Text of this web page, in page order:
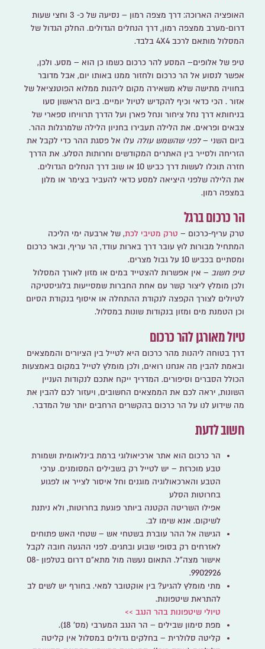
האופציה הארוכה:
דרך מצפה רמון – נסיעה של כ- 3 וחצי שעות
דרום-מערב ממצפה רמון, דרך הנחלים הגדולים. החלק הגדול של
המסלול מותאם לרכב 4X4 בלבד.
טיפ של אלופים– המסע להר כרכום כשמו כן הוא – מסע. ולכן,
אפשר לנסוע אל הר כרכום ולחזור ממנו באותו יום, אבל מדובר
בחוויה מתישה שלא משאירה מקום ליהנות ממלוא הפוטנציאל של
אזור . הכי כדאי וכיף להקדיש לטיול יומיים. ביום הראשון סעו
בניחותא דרך נחל ציחור ונחל פארן ועל הדרך תרוויחו ספארי של
צבאים ופראים. את הלילה תעבירו בחניון הלילה שלמרגלות ההר.
ביום השני –לפני שהשמש עולה עלו אל פסגת ההר כדי לקבל את
הזריחה ולסייר בין האתרים המקודשים וחרותות הסלע. את הדרך
חזרה תוכלו לעשות דרך כביש 10 או שוב דרך הנחלים הגדולים.
את הלילה שלפני היציאה למסע כדאי להעביר בצימר או מלון
במצפה רמון.
הר כרכום ברגל
טרק עריף-כרכום – טרק מטיבי לכת, של ארבעה ימי הליכה
המתחיל מבורות לוץ עובר דרך בארות עודד, הר עריף, ובאר כרכום
ומסתיים בכביש 10 על גבול מצרים.
טיפ חשוב – אין אפשרות להצטייד במים או מזון לאורך המסלול
ולכן מומלץ ליצור קשר עם אחת החברות שמסייעות בלוגיסטיקה
לטיולים לצורך הקפצה לנקודת ההתחלה או איסוף בנקודת הסיום
וכן הטמנת מים ומזון בנקודות שונות במסלול.
טיול מאורגן להר כרכום
דרך בטוחה ליהנות מהר כרכום היא לטייל בין הציורים והממצאים
ובאמת להבין מה אנחנו רואים, ולכן מומלץ לטייל במקום באמצעות
הכולל הסברים וסיפורים. המדריך ייקח אתכם לנקודות העניין
השונות, יראה לכם את הממצאים החשובים, ויעזור לכם להבין את
מה שידוע לנו על הר כרכום בהקשרים הרחבים יותר של המדבר.
חשוב לדעת
הר כרכום הוא אתר ארכיאולוגי ברמת בינלאומית ושמורת
טבע מוכרזת – יש לטייל רק בשבילים המסומנים. ערכי
הטבע והארכאולוגיה מוגנים וחל איסור לצייר או לפגוע
בחרוטות הסלע
אפילו השריטה הקטנה ביותר פוגעת בחרוטות, ולא ניתנת
לשיקום. אנא שימו לב.
הגישה אל ההר עוברת בשטחי אש – שטחי האש פתוחים
לאזרחים רק בסופי שבוע ובחגים. לפני ההגעה חובה לקבל
אישור מצה"ל. התאום נעשה מול מתא"ם דרום בטלפון 08-
9902926.
מתי מומלץ להגיע? בין אוקטובר למאי. בחורף יש לשים לב
להתראת שיטפונות.
טיולי שיטפונות בהר הנגב >>
מפת סימון שבילים – הר הנגב המערבי (מס' 18).
קליטה סלולרית – בחלקים גדולים במסלול אין קליטה